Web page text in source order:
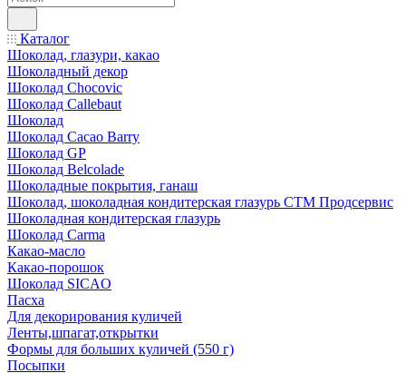
Каталог
Шоколад, глазури, какао
Шоколадный декор
Шоколад Chocovic
Шоколад Callebaut
Шоколад
Шоколад Cacao Barry
Шоколад GP
Шоколад Belcolade
Шоколадные покрытия, ганаш
Шоколад, шоколадная кондитерская глазурь СТМ Продсервис
Шоколадная кондитерская глазурь
Шоколад Carma
Какао-масло
Какао-порошок
Шоколад SICAO
Пасха
Для декорирования куличей
Ленты,шпагат,открытки
Формы для больших куличей (550 г)
Посыпки